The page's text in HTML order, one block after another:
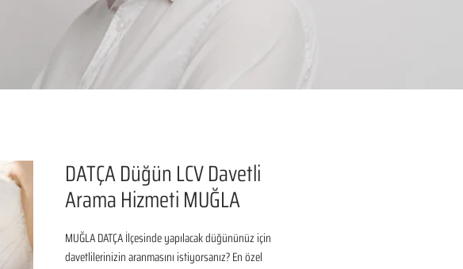
DATÇA Düğün LCV Davetli
Arama Hizmeti MUĞLA
MUĞLA DATÇA İlçesinde yapılacak düğününüz için
davetlilerinizin aranmasını istiyorsanız? En özel